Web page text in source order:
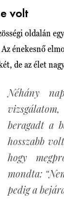
volt
oldalán
énekesnő
de az élet
Néhány
beragadt a
hosszabb
hogy
mondta:
pedig a